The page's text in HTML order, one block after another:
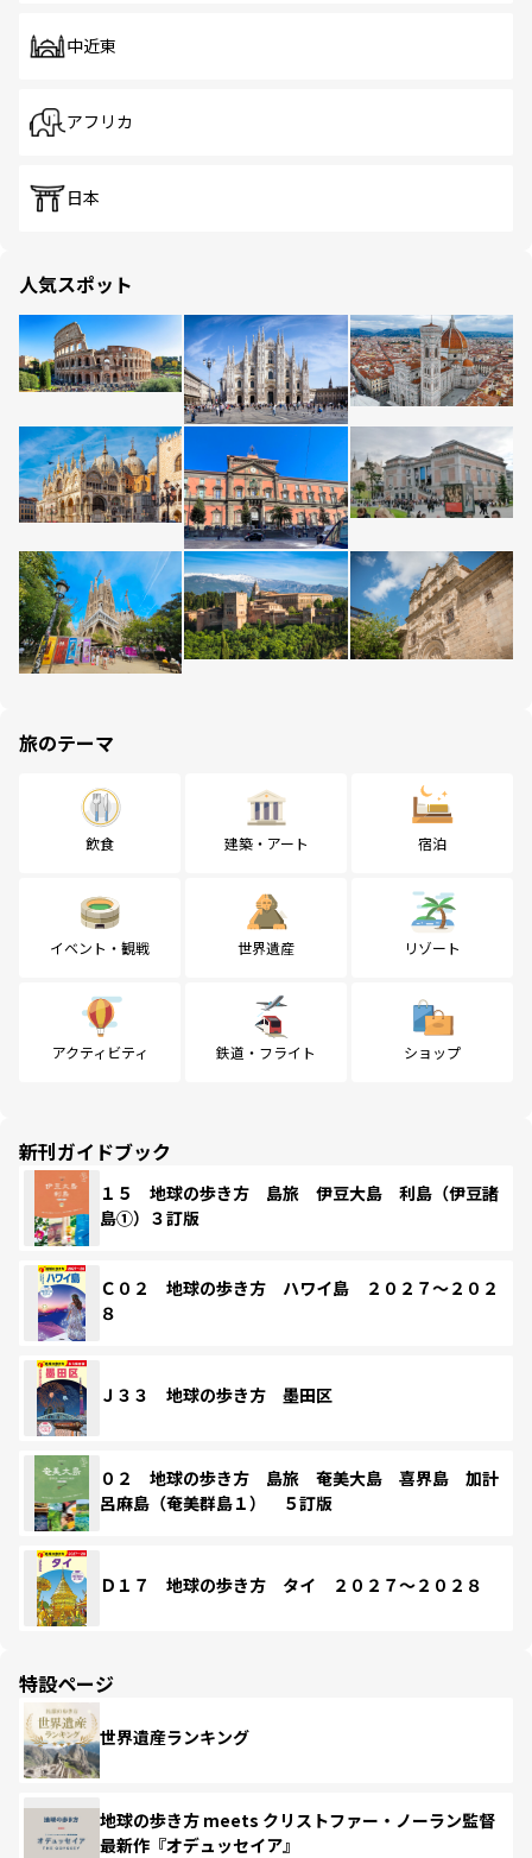
中近東
アフリカ
日本
人気スポット
旅のテーマ
飲食 建築・アート 宿泊
イベント・観戦 世界遺産 リゾート
アクティビティ 鉄道・フライト ショップ
新刊ガイドブック
１５ 地球の歩き方 島旅 伊豆大島 利島（伊豆諸
島①）３訂版
Ｃ０２ 地球の歩き方 ハワイ島 ２０２７～２０２
８
Ｊ３３ 地球の歩き方 墨田区
０２ 地球の歩き方 島旅 奄美大島 喜界島 加計
呂麻島（奄美群島１） ５訂版
Ｄ１７ 地球の歩き方 タイ ２０２７～２０２８
特設ページ
世界遺産ランキング
地球の歩き方 meets クリストファー・ノーラン監督
最新作『オデュッセイア』